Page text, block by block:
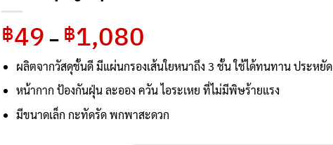
฿49 – ฿1,080
฿49
through
฿1,080
ผลิตจากวัสดุชั้นดี มีแผ่นกรองเส้นใยหนาถึง 3 ชั้น ใช้ได้ทนทาน ประหยัด
หน้ากาก ป้องกันฝุ่น ละออง ควัน ไอระเหย ที่ไม่มีพิษร้ายแรง
มีขนาดเล็ก กะทัดรัด พกพาสะดวก